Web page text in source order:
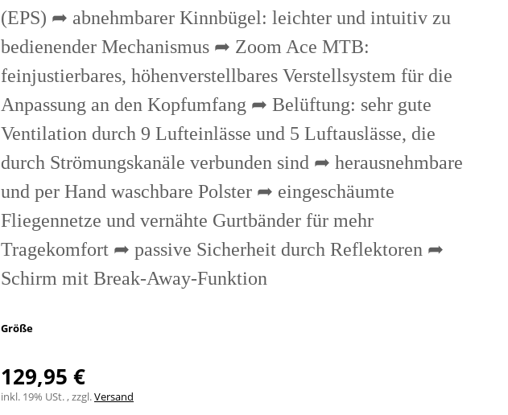
(EPS) ➦ abnehmbarer Kinnbügel: leichter und intuitiv zu
bedienender Mechanismus ➦ Zoom Ace MTB:
feinjustierbares, höhenverstellbares Verstellsystem für die
Anpassung an den Kopfumfang ➦ Belüftung: sehr gute
Ventilation durch 9 Lufteinlässe und 5 Luftauslässe, die
durch Strömungskanäle verbunden sind ➦ herausnehmbare
und per Hand waschbare Polster ➦ eingeschäumte
Fliegennetze und vernähte Gurtbänder für mehr
Tragekomfort ➦ passive Sicherheit durch Reflektoren ➦
Schirm mit Break-Away-Funktion
Größe
129,95 €
inkl. 19% USt. , zzgl.Versand